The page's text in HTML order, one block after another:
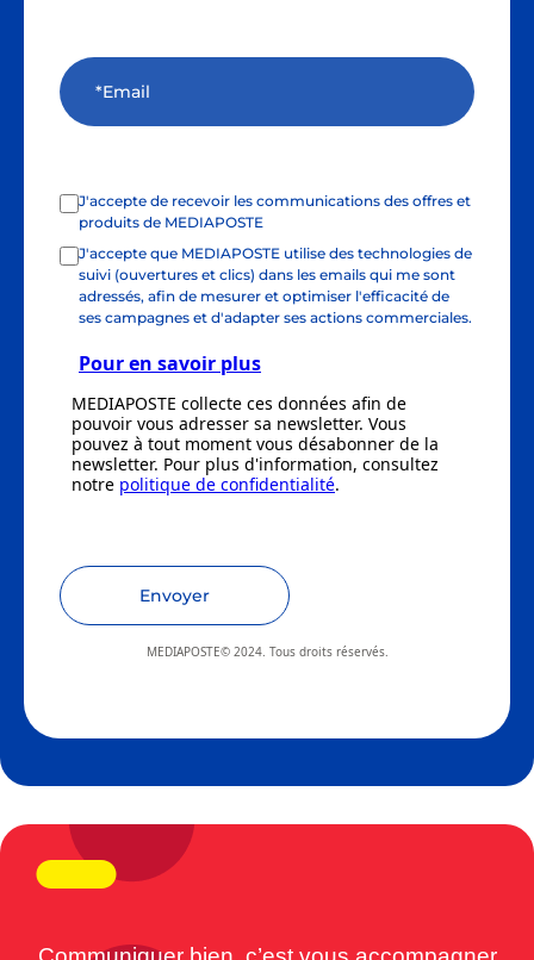
J'accepte de recevoir les communications des offres et
produits de MEDIAPOSTE
J'accepte que MEDIAPOSTE utilise des technologies de
suivi (ouvertures et clics) dans les emails qui me sont
adressés, afin de mesurer et optimiser l'efficacité de
ses campagnes et d'adapter ses actions commerciales.
Pour en savoir plus
MEDIAPOSTE collecte ces données afin de
pouvoir vous adresser sa newsletter. Vous
pouvez à tout moment vous désabonner de la
newsletter. Pour plus d'information, consultez
notre politique de confidentialité.
Envoyer
MEDIAPOSTE© 2024. Tous droits réservés.